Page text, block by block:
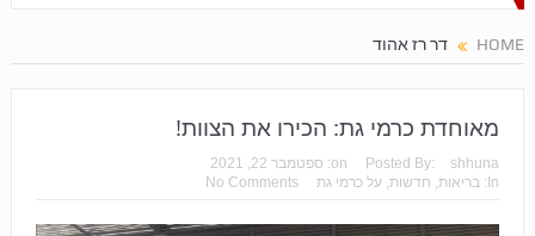
HOME דר רז אהוד
מאוחדת כרמי גת: הכירו את הצוות!
Posted By: shhuna
on: ספטמבר 22, 2021
In:
בריאות, חדשות, על כרמי גת No Comments